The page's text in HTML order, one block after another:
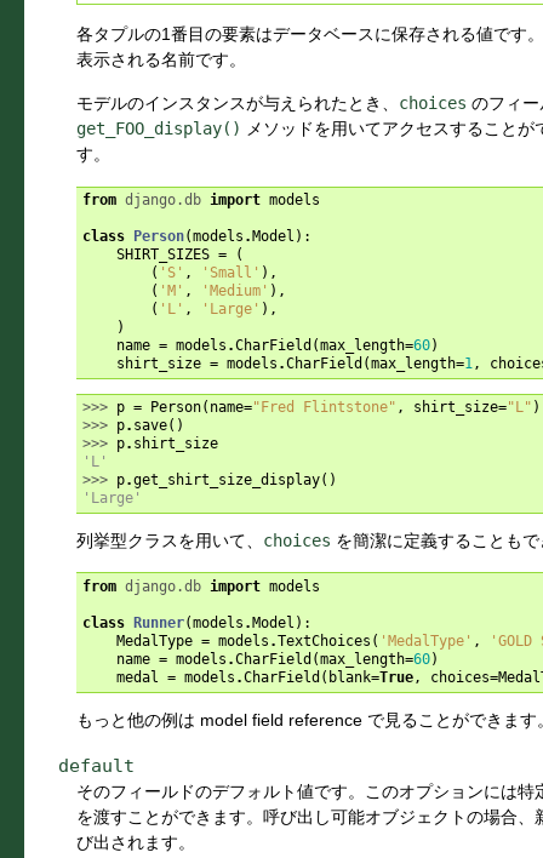
各タプルの1番目の要素はデータベースに保存される値です
表示される名前です。
モデルのインスタンスが与えられたとき、 choices のフィ
get_FOO_display() メソッドを用いてアクセスすること
す。
from django.db import models
class Person(models . Model ):
SHIRT_SIZES =
(
( 'S' , 'Small' ),
( 'M' , 'Medium' ),
( 'L' , 'Large' ),
)
name = models .CharField (max_length=60)
shirt_size = models .CharField (max_length=1,
>>> p = Person( name="Fred Flintstone" , shirt_size="L" )
>>> p. save()
>>> p. shirt_size
'L'
>>> p.get_shirt_size_display()
'Large'
列挙型クラスを用いて、 choices を簡潔に定義することも
from django.db import models
class Runner(models . Model ):
MedalType = models .TextChoices ( 'MedalType' ,
'GOLD
name = models .CharField (max_length=60)
medal = models .CharField ( blank=True, choices=
もっと他の例は model field reference で見ることができます
default
そのフィールドのデフォルト値です。このオプションには
を渡すことができます。呼び出し可能オブジェクトの場合
び出されます。